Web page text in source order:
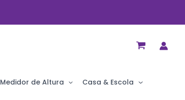
Medidor de Altura Casa & Escola